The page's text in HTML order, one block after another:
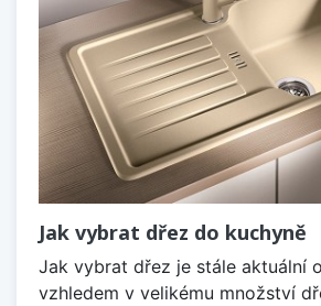
Jak vybrat dřez do kuchyně
Jak vybrat dřez je stále aktuální
vzhledem v velikému množství